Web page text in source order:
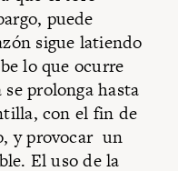
puede
sigue latiendo
lo que ocurre
prolonga hasta
con el fin de
y provocar un
El uso de la